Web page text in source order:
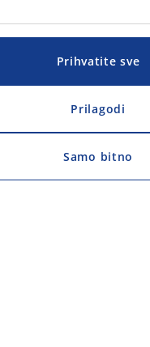
Prihvatite sve
Prilagodi
Samo bitno